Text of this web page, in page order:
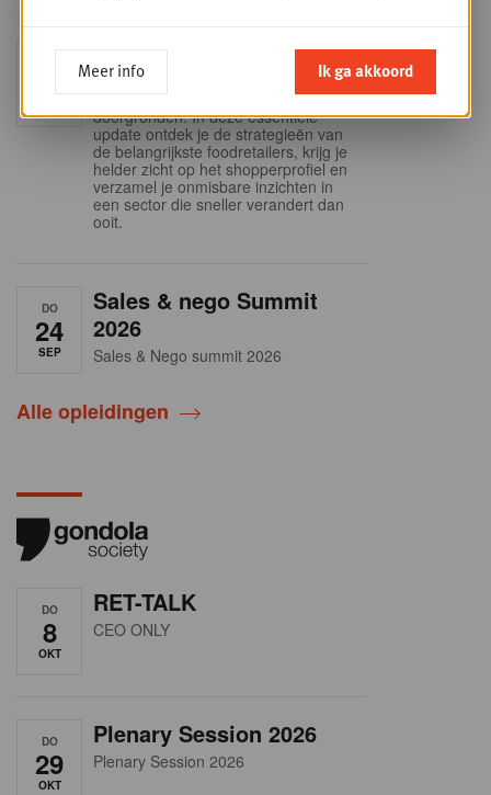
15
Into Retail - Sold out
Mis deze unieke kans niet om het
Belgische retaillandschap volledig te
doorgronden. In deze essentiële
update ontdek je de strategieën van
de belangrijkste foodretailers, krijg je
helder zicht op het shopperprofiel en
verzamel je onmisbare inzichten in
een sector die sneller verandert dan
ooit.
DO
24
SEP
Sales & nego Summit
2026
Sales & Nego summit 2026
Alle opleidingen
DO
8
OKT
RET-TALK
CEO ONLY
DO
29
OKT
Plenary Session 2026
Plenary Session 2026
Meer info Ik ga akkoord